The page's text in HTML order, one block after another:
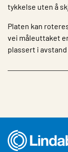
tykkelse uten å
Platen kan
vei måleuttaket
plassert i